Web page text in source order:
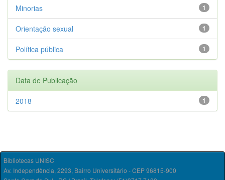
1
Minorias
1
Orientação sexual
1
Política pública
Data de Publicação
1
2018
Bibliotecas UNISC
Av. Independência, 2293, Bairro Universitário - CEP 96815-900